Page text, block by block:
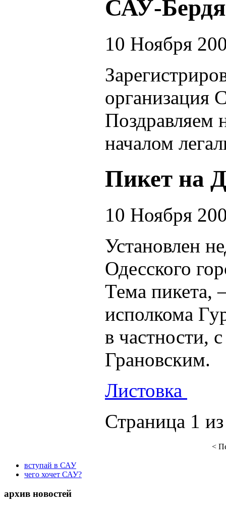
САУ-
10 Ноября
организация
Поздравляем
началом
Пикет на
10 Ноября
Установлен
Одесского
Тема пикета,
исполкома
в частности,
Грановским.
Листовка
Страница 1
<
вступай в САУ
чего хочет САУ?
архив новостей